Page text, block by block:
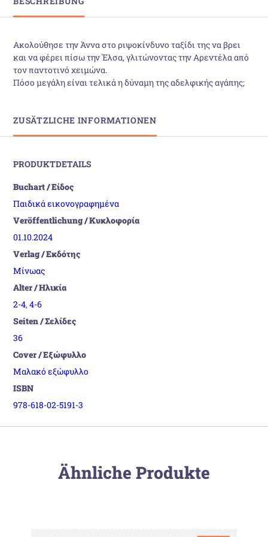
Ακολούθησε την Άννα στο ριψοκίνδυνο ταξίδι της να βρει
και να φέρει πίσω την Έλσα, γλιτώνοντας την Αρεντέλα από
τον παντοτινό χειμώνα.
Πόσο μεγάλη είναι τελικά η δύναμη της αδελφικής αγάπης;
ZUSÄTZLICHE INFORMATIONEN
PRODUKTDETAILS
Buchart / Είδος
Παιδικά εικονογραφημένα
Veröffentlichung / Κυκλοφορία
01.10.2024
Verlag / Εκδότης
Μίνωας
Alter / Ηλικία
2-4,4-6
Seiten / Σελίδες
36
Cover / Εξώφυλλο
Μαλακό εξώφυλλο
ISBN
978-618-02-5191-3
Ähnliche Produkte